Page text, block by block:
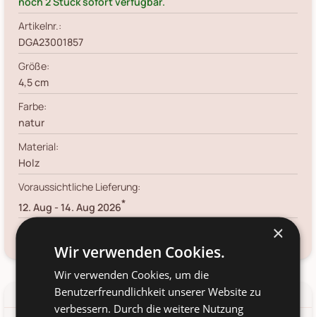
Artikelnr.:
DGA23001857
Größe:
4,5 cm
Farbe:
natur
Material:
Holz
Voraussichtliche Lieferung:
12. Aug - 14. Aug 2026*
Kundenservice kontaktieren
Produkt-/Sicherheitshinweise
×
Wir verwenden Cookies.
Wir verwenden Cookies, um die
Benutzerfreundlichkeit unserer Website zu
verbessern. Durch die weitere Nutzung